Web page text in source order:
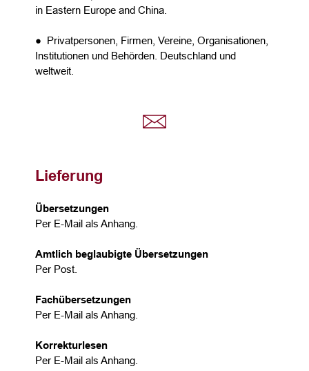
in Eastern Europe and China.
● Privatpersonen, Firmen, Vereine, Organisationen,
Institutionen und Behörden. Deutschland und
weltweit.
Lieferung
Übersetzungen
Per E-Mail als Anhang.
Amtlich beglaubigte Übersetzungen
Per Post.
Fachübersetzungen
Per E-Mail als Anhang.
Korrekturlesen
Per E-Mail als Anhang.